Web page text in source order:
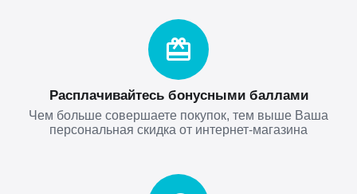
Расплачивайтесь бонусными баллами
Чем больше совершаете покупок, тем выше Ваша
персональная скидка от интернет-магазина